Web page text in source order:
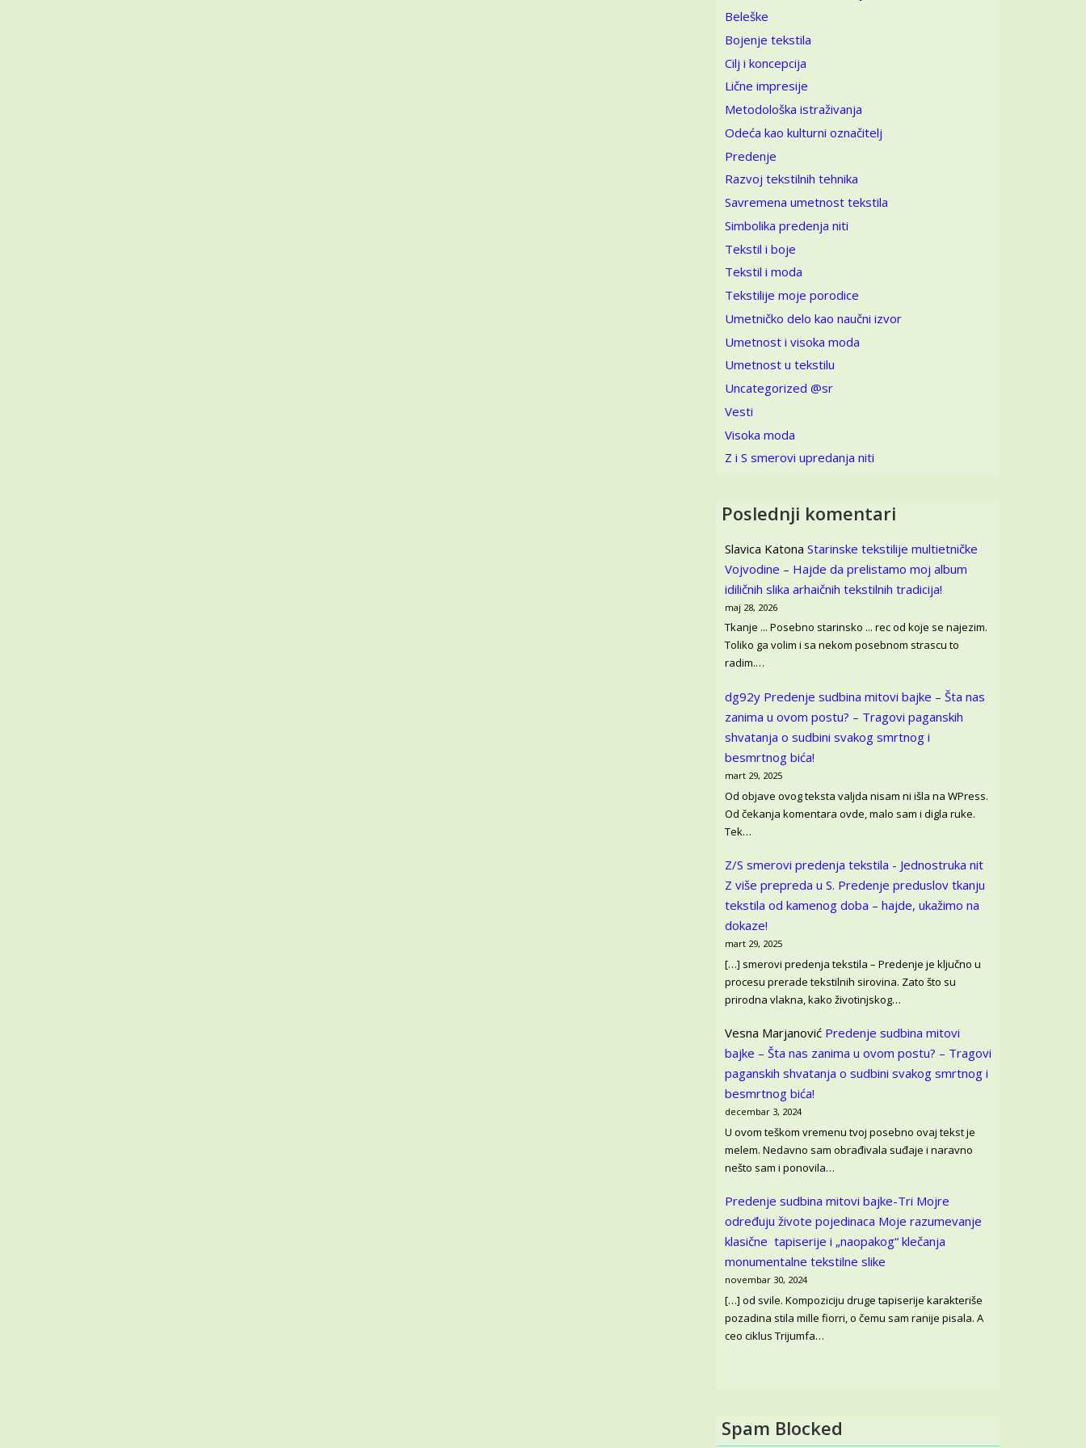
Beleške
Bojenje tekstila
Cilj i koncepcija
Lične impresije
Metodološka istraživanja
Odeća kao kulturni označitelj
Predenje
Razvoj tekstilnih tehnika
Savremena umetnost tekstila
Simbolika predenja niti
Tekstil i boje
Tekstil i moda
Tekstilije moje porodice
Umetničko delo kao naučni izvor
Umetnost i visoka moda
Umetnost u tekstilu
Uncategorized @sr
Vesti
Visoka moda
Z i S smerovi upredanja niti
Poslednji komentari
Slavica Katona Starinske tekstilije multietničke
Vojvodine – Hajde da prelistamo moj album
idiličnih slika arhaičnih tekstilnih tradicija!
maj 28, 2026
Tkanje ... Posebno starinsko ... rec od koje se najezim.
Toliko ga volim i sa nekom posebnom strascu to
radim.…
dg92y Predenje sudbina mitovi bajke – Šta nas
zanima u ovom postu? – Tragovi paganskih
shvatanja o sudbini svakog smrtnog i
besmrtnog bića!
mart 29, 2025
Od objave ovog teksta valjda nisam ni išla na WPress.
Od čekanja komentara ovde, malo sam i digla ruke.
Tek…
Z/S smerovi predenja tekstila - Jednostruka nit
Z više prepreda u S. Predenje preduslov tkanju
tekstila od kamenog doba – hajde, ukažimo na
dokaze!
mart 29, 2025
[…] smerovi predenja tekstila – Predenje je ključno u
procesu prerade tekstilnih sirovina. Zato što su
prirodna vlakna, kako životinjskog…
Vesna Marjanović Predenje sudbina mitovi
bajke – Šta nas zanima u ovom postu? – Tragovi
paganskih shvatanja o sudbini svakog smrtnog i
besmrtnog bića!
decembar 3, 2024
U ovom teškom vremenu tvoj posebno ovaj tekst je
melem. Nedavno sam obrađivala suđaje i naravno
nešto sam i ponovila…
Predenje sudbina mitovi bajke-Tri Mojre
određuju živote pojedinaca Moje razumevanje
klasične tapiserije i „naopakog“ klečanja
monumentalne tekstilne slike
novembar 30, 2024
[…] od svile. Kompoziciju druge tapiserije karakteriše
pozadina stila mille fiorri, o čemu sam ranije pisala. A
ceo ciklus Trijumfa…
Spam Blocked